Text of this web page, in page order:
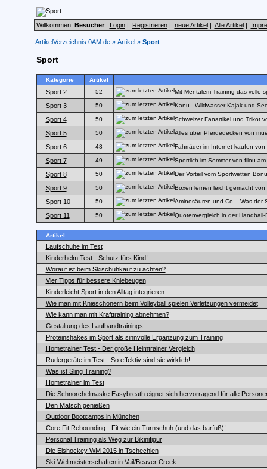
Willkommen: Besucher Login| Registrieren| neue Artikel| Alle Artikel|
ArtikelVerzeichnis 0AM.de» Artikel» Sport
Sport
Kategorie Artikel
Sport 2 52 Mit Mentalem Training das volle
Sport 3 50 Kanu - Wildwasser-Kajak und
Sport 4 50 Schweizer Fanartikel und Trikot
Sport 5 50 Alles über Pferdedecken von
Sport 6 48 Fahrräder im Internet kaufen
Sport 7 49 Sportlich im Sommer von filou
Sport 8 50 Der Vorteil vom Sportwetten
Sport 9 50 Boxen lernen leicht gemacht
Sport 10 50 Aminosäuren und Co. - Was der
Sport 11 50 Quotenvergleich in der
Artikel
Laufschuhe im Test
Kinderhelm Test - Schutz fürs Kind!
Worauf ist beim Skischuhkauf zu achten?
Vier Tipps für bessere Kniebeugen
Kinderleicht Sport in den Alltag integrieren
Wie man mit Knieschonern beim Volleyball spielen Verletzungen vermeidet
Wie kann man mit Krafttraining abnehmen?
Gestaltung des Laufbandtrainings
Proteinshakes im Sport als sinnvolle Ergänzung zum Training
Hometrainer Test - Der große Heimtrainer Vergleich
Rudergeräte im Test - So effektiv sind sie wirklich!
Was ist Sling Training?
Hometrainer im Test
Die Schnorchelmaske Easybreath eignet sich hervorragend für alle
Den Matsch genießen
Outdoor Bootcamps in München
Core Fit Rebounding - Fit wie ein Turnschuh (und das barfuß)!
Personal Training als Weg zur Bikinifigur
Die Eishockey WM 2015 in Tschechien
Ski-Weltmeisterschaften in Vail/Beaver Creek